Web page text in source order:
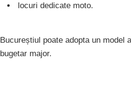
locuri dedicate moto.
Bucureștiul poate adopta un model
bugetar major.